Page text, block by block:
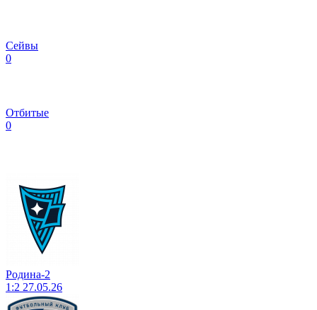
Сейвы
0
Отбитые
0
Родина-2
1:2 27.05.26